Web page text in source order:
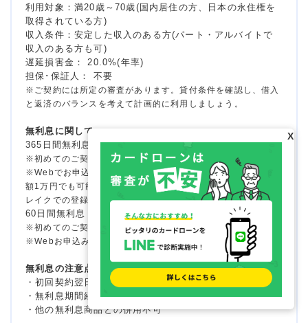
利用対象：満20歳～70歳(国内居住の方、日本の永住権を
取得されている方)
収入条件：安定した収入のある方(パート・アルバイトで
収入のある方も可)
遅延損害金： 20.0%(年率)
担保･保証人： 不要
※ご契約には所定の審査があります。貸付条件を確認し、借入
と返済のバランスを考えて計画的に利用しましょう。
無利息に関して
365日間無利息
※初めてのご契約
※Webでお申込み・ご契約、ご契約額が50万円以上(お借入れ
額1万円でも可能)でご契約後59日以内に収入証明書類の提出と
レイクでの登録が完了の方
60日間無利息
※初めてのご契約
※Webお申込み、ご契約額が50万円未満の方
無利息の注意点
・初回契約翌日から無利息適用となります
・無利息期間経過後は通常金利適用となります
・他の無利息商品との併用不可
X